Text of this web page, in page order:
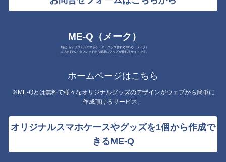
ME-Q（メーク）
1個からオリジナルスマホケース・グッズ作れるME-Q（メーク）
スマホやPC・タブレットから簡単にグッズが作れるサイトです。
ホームページはこちら
※ME-Qとは無料で様々なオリジナルグッズのデザインがウェブから簡単に
作成頂けるサービス。
オリジナルスマホケースやグッズを1個から作成で
きるME-Q